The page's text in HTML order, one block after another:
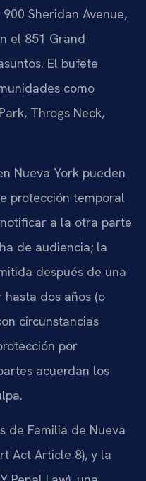
Sheridan Avenue,
el 851 Grand
El bufete
como
Throgs Neck,
Nueva York pueden
protección temporal
a la otra parte
de audiencia; la
después de una
dos años (o
circunstancias
por
acuerdan los
de Familia de Nueva
Act Article 8), y la